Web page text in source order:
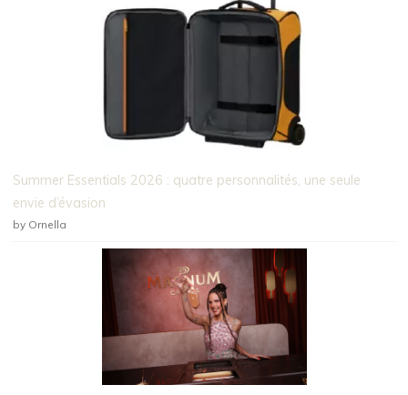
Summer Essentials 2026 : quatre personnalités, une seule
envie d’évasion
by Ornella